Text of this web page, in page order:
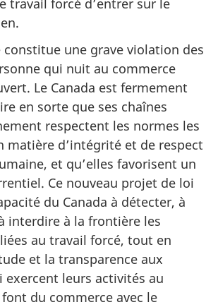
constitue une grave violation des
qui nuit au commerce
Le Canada est fermement
en sorte que ses chaînes
respectent les normes les
matière d’intégrité et de respect
et qu’elles favorisent un
Ce nouveau projet de loi
du Canada à détecter, à
interdire à la frontière les
au travail forcé, tout en
et la transparence aux
exercent leurs activités au
du commerce avec le